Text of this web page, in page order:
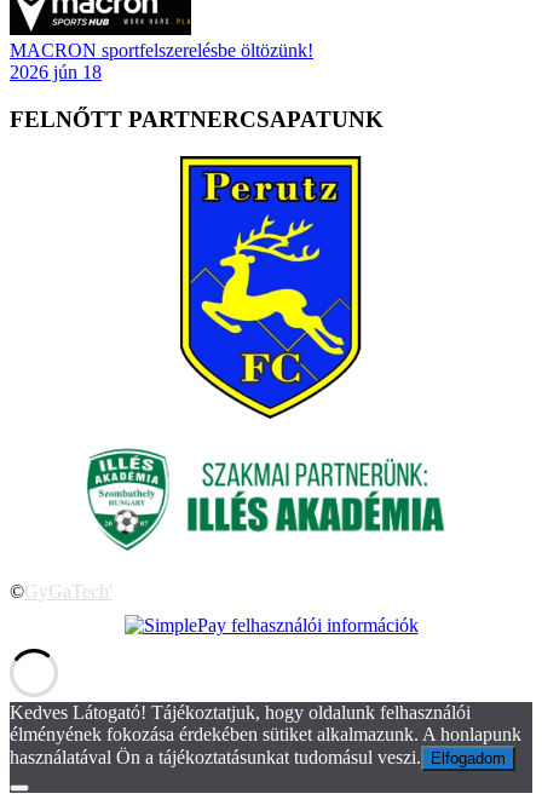
MACRON sportfelszerelésbe öltözünk!
2026 jún 18
FELNŐTT PARTNERCSAPATUNK
©GyGaTech'
Kedves Látogató! Tájékoztatjuk, hogy oldalunk felhasználói
élményének fokozása érdekében sütiket alkalmazunk. A honlapunk
használatával Ön a tájékoztatásunkat tudomásul veszi.
Elfogadom